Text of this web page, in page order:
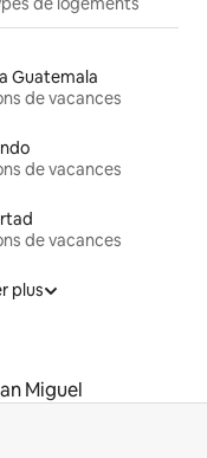
Guatemala
de vacances
de vacances
de vacances
plus
Miguel